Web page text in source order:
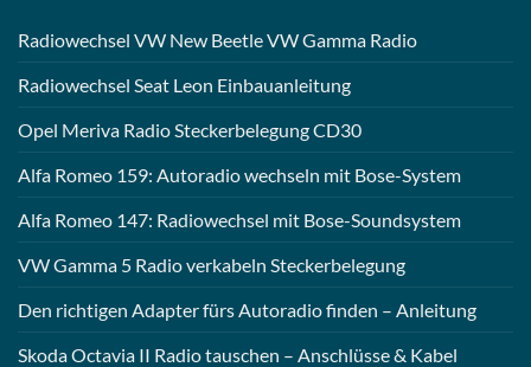
Radiowechsel VW New Beetle VW Gamma Radio
Radiowechsel Seat Leon Einbauanleitung
Opel Meriva Radio Steckerbelegung CD30
Alfa Romeo 159: Autoradio wechseln mit Bose-System
Alfa Romeo 147: Radiowechsel mit Bose-Soundsystem
VW Gamma 5 Radio verkabeln Steckerbelegung
Den richtigen Adapter fürs Autoradio finden – Anleitung
Skoda Octavia II Radio tauschen – Anschlüsse & Kabel